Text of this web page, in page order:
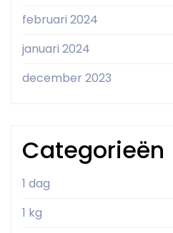
februari 2024
januari 2024
december 2023
Categorieën
1 dag
1 kg